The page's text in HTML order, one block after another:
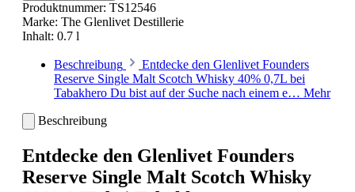
Produktnummer: TS12546
Marke: The Glenlivet Destillerie
Inhalt: 0.7 l
Beschreibung
Entdecke den Glenlivet Founders
Reserve Single Malt Scotch Whisky 40% 0,7L bei
Tabakhero Du bist auf der Suche nach einem e… Mehr
Beschreibung
Entdecke den Glenlivet Founders
Reserve Single Malt Scotch Whisky